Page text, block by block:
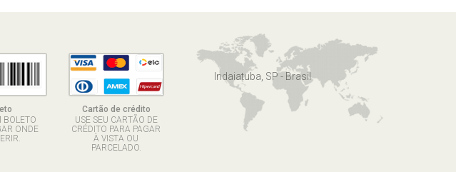
BOLETO
ONDE
Cartão de crédito
USE SEU CARTÃO DE
CRÉDITO PARA PAGAR
À VISTA OU
PARCELADO.
Indaiatuba, SP - Brasil